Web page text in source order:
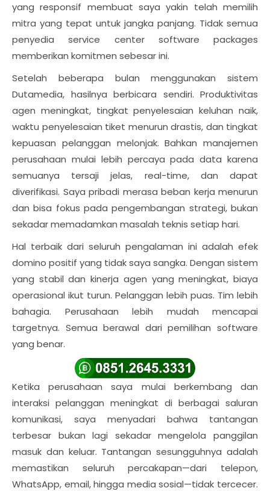
yang responsif membuat saya yakin telah memilih
mitra yang tepat untuk jangka panjang. Tidak semua
penyedia service center software packages
memberikan komitmen sebesar ini.
Setelah beberapa bulan menggunakan sistem
Dutamedia, hasilnya berbicara sendiri. Produktivitas
agen meningkat, tingkat penyelesaian keluhan naik,
waktu penyelesaian tiket menurun drastis, dan tingkat
kepuasan pelanggan melonjak. Bahkan manajemen
perusahaan mulai lebih percaya pada data karena
semuanya tersaji jelas, real-time, dan dapat
diverifikasi. Saya pribadi merasa beban kerja menurun
dan bisa fokus pada pengembangan strategi, bukan
sekadar memadamkan masalah teknis setiap hari.
Hal terbaik dari seluruh pengalaman ini adalah efek
domino positif yang tidak saya sangka. Dengan sistem
yang stabil dan kinerja agen yang meningkat, biaya
operasional ikut turun. Pelanggan lebih puas. Tim lebih
bahagia. Perusahaan lebih mudah mencapai
targetnya. Semua berawal dari pemilihan software
yang benar.
Ketika perusahaan saya mulai berkembang dan
interaksi pelanggan meningkat di berbagai saluran
komunikasi, saya menyadari bahwa tantangan
terbesar bukan lagi sekadar mengelola panggilan
masuk dan keluar. Tantangan sesungguhnya adalah
memastikan seluruh percakapan—dari telepon,
WhatsApp, email, hingga media sosial—tidak tercecer.